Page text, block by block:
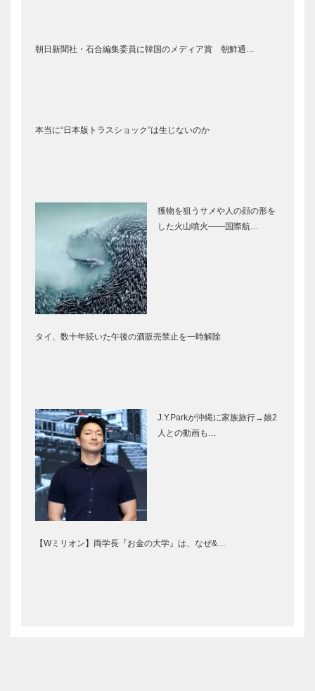
朝日新聞社・石合編集委員に韓国のメディア賞 朝鮮通…
本当に“日本版トラスショック”は生じないのか
獲物を狙うサメや人の顔の形を
した火山噴火――国際航…
タイ、数十年続いた午後の酒販売禁止を一時解除
J.Y.Parkが沖縄に家族旅行→娘2
人との動画も…
【Wミリオン】両学長『お金の大学』は、なぜ&…